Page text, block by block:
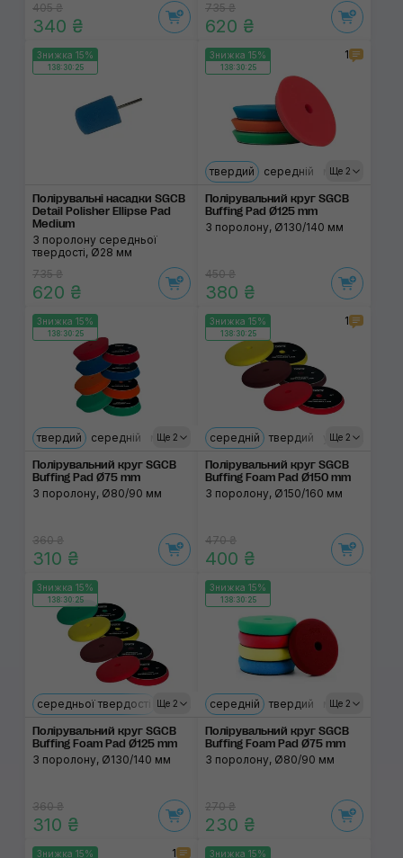
405 ₴
340 ₴
735 ₴
620 ₴
Знижка 15%
138:30:24
Полірувальні насадки SGCB
Detail Polisher Ellipse Pad
Medium
З поролону середньої
твердості, Ø28 мм
735 ₴
620 ₴
Знижка 15%
138:30:24
1
Ще 2
твердий середній м'який
Полірувальний круг SGCB
Buffing Pad Ø125 mm
З поролону, Ø130/140 мм
450 ₴
380 ₴
Знижка 15%
138:30:24
Ще 2
твердий середній м'який ультрам'який
Полірувальний круг SGCB
Buffing Pad Ø75 mm
З поролону, Ø80/90 мм
360 ₴
310 ₴
Знижка 15%
138:30:24
1
Ще 2
середній твердий ультрам'який
Полірувальний круг SGCB
Buffing Foam Pad Ø150 mm
З поролону, Ø150/160 мм
470 ₴
400 ₴
Знижка 15%
138:30:24
Ще 2
середньої твердості твердий м'який ультрам'який
Полірувальний круг SGCB
Buffing Foam Pad Ø125 mm
З поролону, Ø130/140 мм
360 ₴
310 ₴
Знижка 15%
138:30:24
Ще 2
середній твердий м'який
Полірувальний круг SGCB
Buffing Foam Pad Ø75 mm
З поролону, Ø80/90 мм
270 ₴
230 ₴
Знижка 15% 1 Знижка 15%